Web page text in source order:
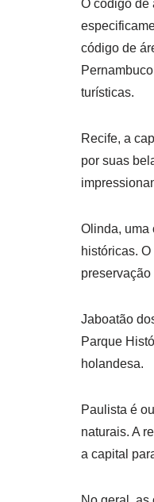
O código de
código de
turísticas.
Recife, a
por suas
Olinda, uma
históricas.
Jaboatão
Parque
holandesa.
Paulista é
naturais. A
a capital